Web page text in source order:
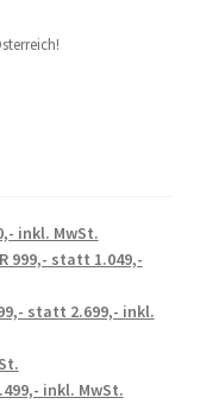
inkl. MwSt.
999,- statt 1.049,-
statt 2.699,- inkl.
inkl. MwSt.